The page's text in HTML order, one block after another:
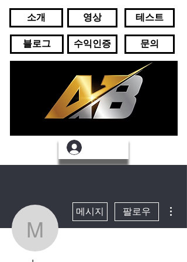
소개 영상
수익인증
테스트
문의
블로그
mrcha
메시지 팔로우